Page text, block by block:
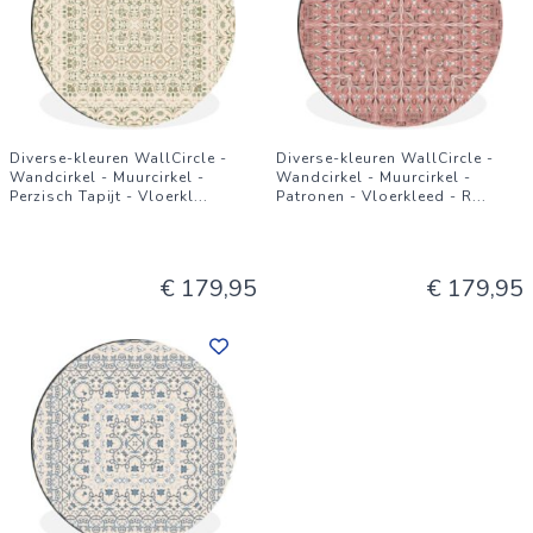
Diverse-kleuren WallCircle -
Wandcirkel - Muurcirkel -
Perzisch Tapijt - Vloerkl...
€ 179,95
Diverse-kleuren WallCircle -
Wandcirkel - Muurcirkel -
Patronen - Vloerkleed - R...
€ 179,95